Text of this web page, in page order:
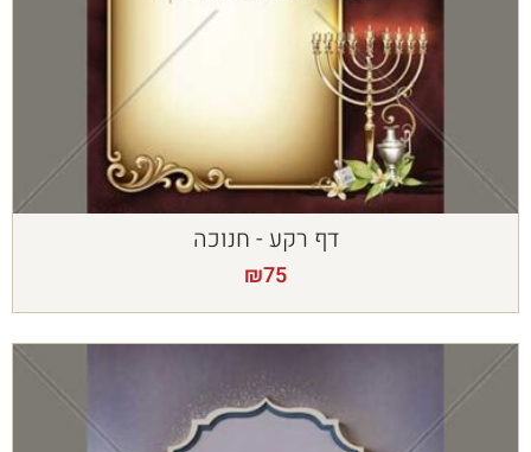
דף רקע - חנוכה
₪75